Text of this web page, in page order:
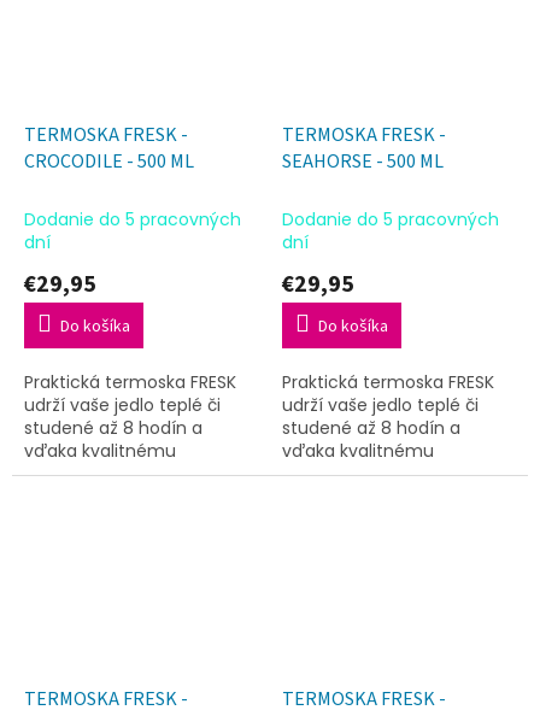
TERMOSKA FRESK -
CROCODILE - 500 ML
Dodanie do 5 pracovných
dní
€29,95
Do košíka
Praktická termoska FRESK
udrží vaše jedlo teplé či
studené až 8 hodín a
vďaka kvalitnému
spracovaniu je ideálna na
TERMOSKA FRESK -
SEAHORSE - 500 ML
Dodanie do 5 pracovných
dní
€29,95
Do košíka
Praktická termoska FRESK
udrží vaše jedlo teplé či
studené až 8 hodín a
vďaka kvalitnému
spracovaniu je ideálna na
TERMOSKA FRESK -
TERMOSKA FRESK -